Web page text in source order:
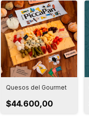
Quesos del Gourmet
$44.600,00